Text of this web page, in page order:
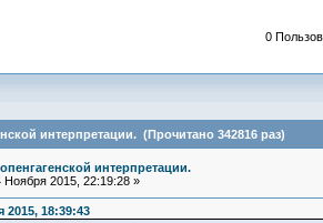
0
интерпретации. (Прочитано 342816 раз)
интерпретации.
Ноября 2015, 22:19:28 »
2015, 18:39:43